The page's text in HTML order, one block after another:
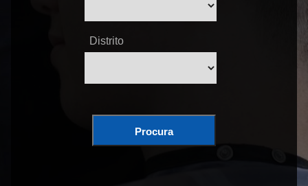
Distrito
Procura